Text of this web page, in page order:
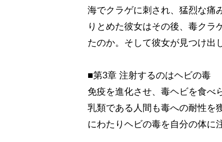
海でクラゲに刺され、猛烈な痛
りとめた彼女はその後、毒クラ
たのか。そして彼女が見つけ出
■第3章 注射するのはヘビの毒
免疫を進化させ、毒ヘビを食べ
乳類である人間も毒への耐性を
にわたりヘビの毒を自分の体に